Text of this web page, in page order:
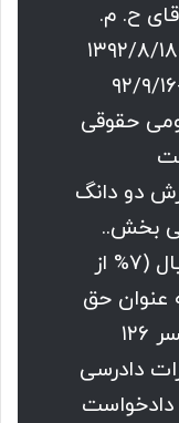
آقای ح. م.
نسبت به دادنامه شماره ۶۸۱-۱۳۹۲/۸/۱۸
و اصلاحی آن به شماره ۷۸۵-۹۲/۹/۱۶
عمومی حقوقی
دو دانگ
بخش..
تهران بر مأخذ ۶۷۰ میلیارد ریال (۷% از
عنوان حق
الوکاله تجدیدنظرخوانده با کسر ۱۲۶
دادرسی
دادخواست